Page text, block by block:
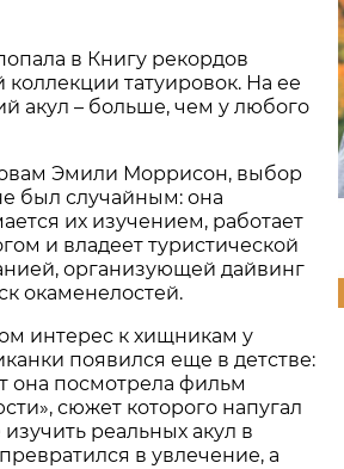
в Книгу рекордов
татуировок. На ее
акул – больше, чем у любого
Эмили Моррисон, выбор
был случайным: она
их изучением, работает
и владеет туристической
организующей дайвинг
окаменелостей.
интерес к хищникам у
появился еще в детстве:
она посмотрела фильм
сюжет которого напугал
реальных акул в
в увлечение, а